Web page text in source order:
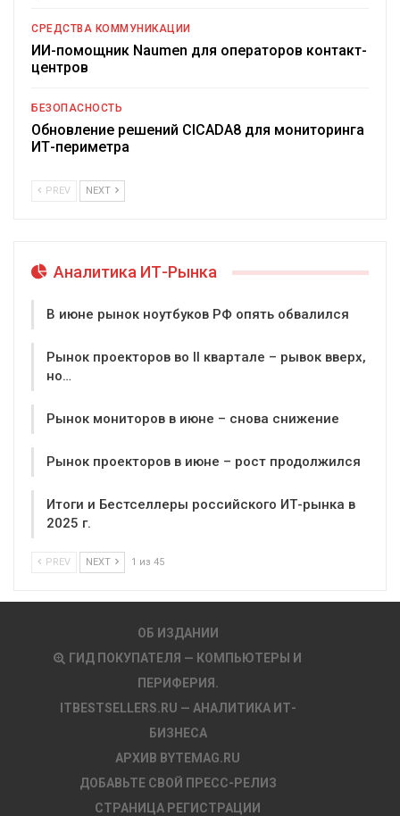
СРЕДСТВА КОММУНИКАЦИИ
ИИ-помощник Naumen для операторов контакт-
центров
БЕЗОПАСНОСТЬ
Обновление решений CICADA8 для мониторинга
ИТ-периметра
PREV NEXT
Аналитика ИТ-Рынка
В июне рынок ноутбуков РФ опять обвалился
Рынок проекторов во II квартале – рывок вверх,
но…
Рынок мониторов в июне – снова снижение
Рынок проекторов в июне – рост продолжился
Итоги и Бестселлеры российского ИТ-рынка в
2025 г.
PREV NEXT 1 из 45
ОБ ИЗДАНИИ
ГИД ПОКУПАТЕЛЯ — КОМПЬЮТЕРЫ И
ПЕРИФЕРИЯ.
ITBESTSELLERS.RU — АНАЛИТИКА ИТ-
БИЗНЕСА
АРХИВ BYTEMAG.RU
ДОБАВЬТЕ СВОЙ ПРЕСС-РЕЛИЗ
СТРАНИЦА РЕГИСТРАЦИИ